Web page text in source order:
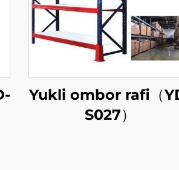
Yukli ombor rafi（
S027）